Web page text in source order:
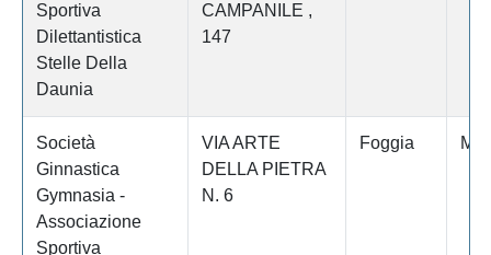
Sportiva
Dilettantistica
Stelle Della
Daunia
CAMPANILE ,
147
Società
Ginnastica
Gymnasia -
Associazione
Sportiva
VIA ARTE
DELLA PIETRA
N. 6
Foggia